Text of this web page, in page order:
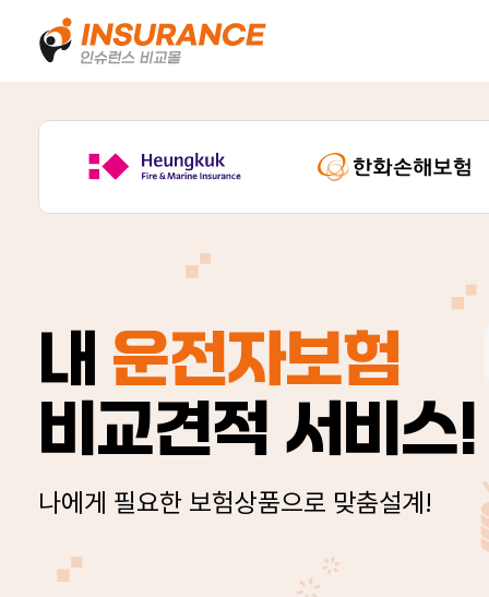
내 운전자보험
비교견적 서비스!
나에게 필요한 보험상품으로 맞춤설계!